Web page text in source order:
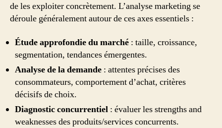
de les exploiter concrètement. L’analyse marketing se
déroule généralement autour de ces axes essentiels :
Étude approfondie du marché : taille, croissance,
segmentation, tendances émergentes.
Analyse de la demande : attentes précises des
consommateurs, comportement d’achat, critères
décisifs de choix.
Diagnostic concurrentiel : évaluer les strengths and
weaknesses des produits/services concurrents.